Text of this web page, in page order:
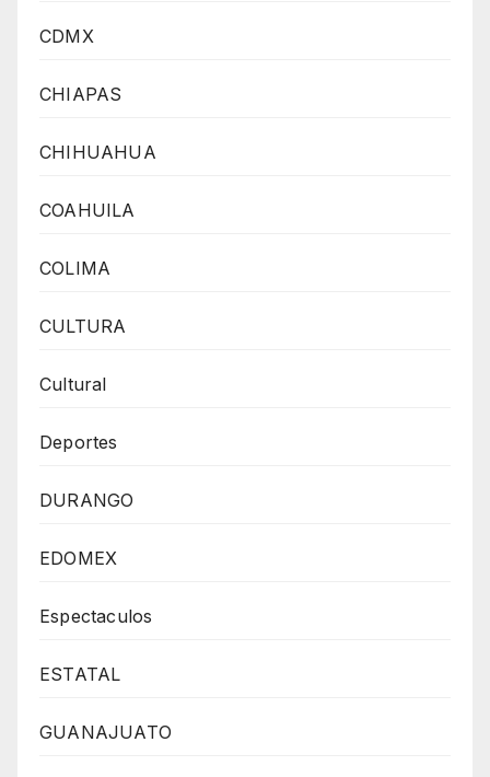
CDMX
CHIAPAS
CHIHUAHUA
COAHUILA
COLIMA
CULTURA
Cultural
Deportes
DURANGO
EDOMEX
Espectaculos
ESTATAL
GUANAJUATO